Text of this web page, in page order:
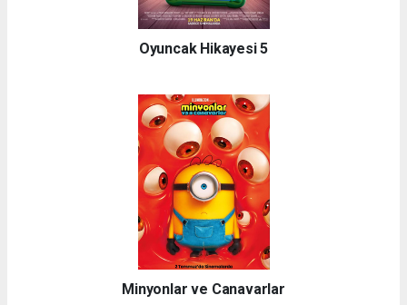
Oyuncak Hikayesi 5
Minyonlar ve Canavarlar